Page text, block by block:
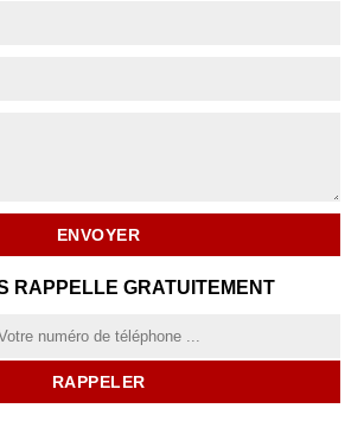
RAPPELLE GRATUITEMENT